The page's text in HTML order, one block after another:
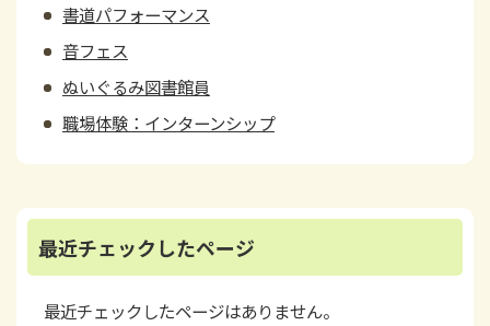
書道パフォーマンス
音フェス
ぬいぐるみ図書館員
職場体験：インターンシップ
最近チェックしたページ
最近チェックしたページはありません。